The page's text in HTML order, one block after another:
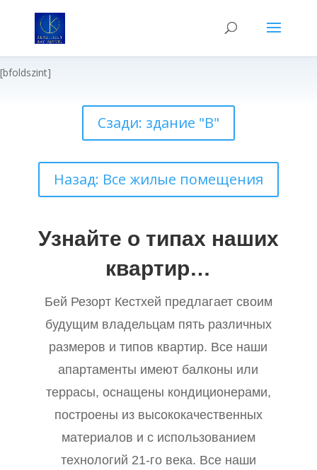
[bfoldszint]
Сзади: здание "B"
Назад: Все жилые помещения
Узнайте о типах наших
квартир…
Бей Резорт Кестхей предлагает своим
будущим владельцам пять различных
размеров и типов квартир. Все наши
апартаменты имеют балконы или
террасы, оснащены кондиционерами,
построены из высококачественных
материалов и с использованием
технологий 21-го века. Все наши